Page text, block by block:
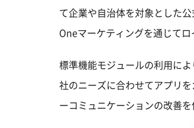
て企業や自治体を対象とした
Oneマーケティングを通じてロ
標準機能モジュールの利用に
社のニーズに合わせてアプリ
ーコミュニケーションの改善